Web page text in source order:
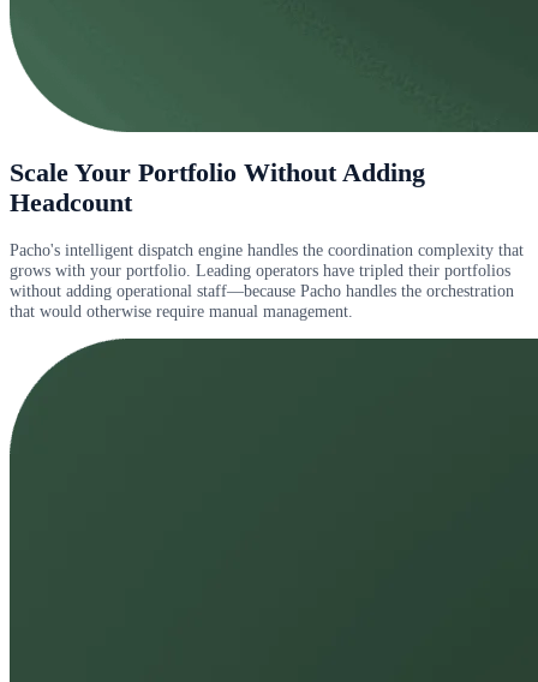
Scale Your Portfolio Without Adding
Headcount
Pacho's intelligent dispatch engine handles the coordination complexity that
grows with your portfolio. Leading operators have tripled their portfolios
without adding operational staff—because Pacho handles the orchestration
that would otherwise require manual management.